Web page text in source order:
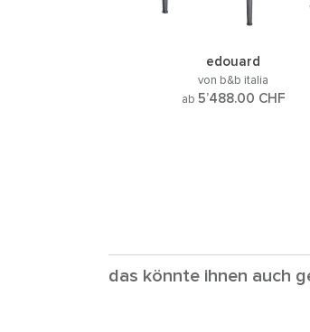
edouard
von b&b italia
ab 5’488.00 CHF
das könnte ihnen auch